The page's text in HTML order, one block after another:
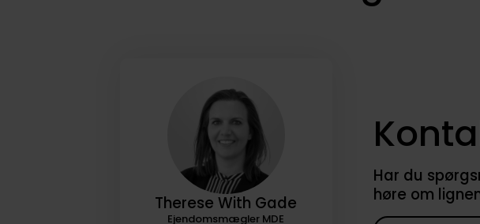
Therese With Gade
Ejendomsmægler MDE
Har du
høre om